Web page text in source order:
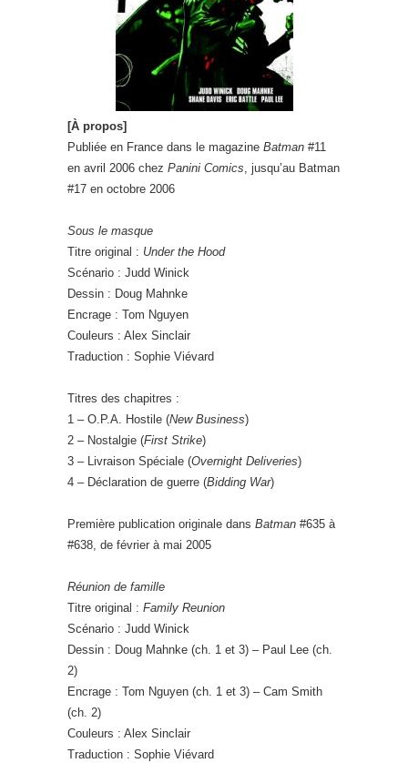
[À propos]
Publiée en France dans le magazine Batman #11
en avril 2006 chez Panini Comics, jusqu’au Batman
#17 en octobre 2006
Sous le masque
Titre original : Under the Hood
Scénario : Judd Winick
Dessin : Doug Mahnke
Encrage : Tom Nguyen
Couleurs : Alex Sinclair
Traduction : Sophie Viévard
Titres des chapitres :
1 – O.P.A. Hostile (New Business)
2 – Nostalgie (First Strike)
3 – Livraison Spéciale (Overnight Deliveries)
4 – Déclaration de guerre (Bidding War)
Première publication originale dans Batman #635 à
#638, de février à mai 2005
Réunion de famille
Titre original : Family Reunion
Scénario : Judd Winick
Dessin : Doug Mahnke (ch. 1 et 3) – Paul Lee (ch.
2)
Encrage : Tom Nguyen (ch. 1 et 3) – Cam Smith
(ch. 2)
Couleurs : Alex Sinclair
Traduction : Sophie Viévard